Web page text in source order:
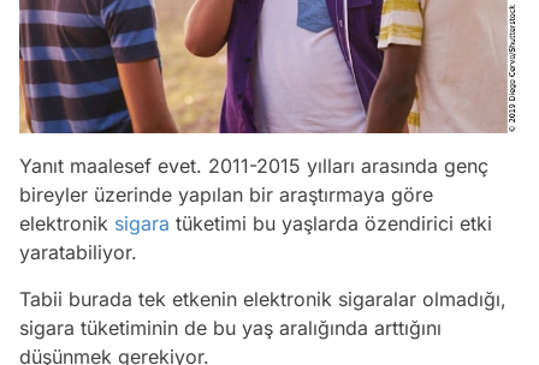
Yanıt maalesef evet. 2011-2015 yılları arasında genç
bireyler üzerinde yapılan bir araştırmaya göre
elektronik sigara tüketimi bu yaşlarda özendirici etki
yaratabiliyor.
Tabii burada tek etkenin elektronik sigaralar olmadığı,
sigara tüketiminin de bu yaş aralığında arttığını
düşünmek gerekiyor.